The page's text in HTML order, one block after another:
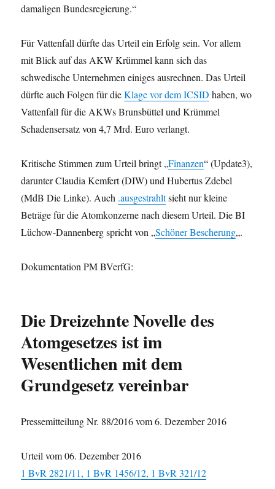
damaligen Bundesregierung.“
Für Vattenfall dürfte das Urteil ein Erfolg sein. Vor allem
mit Blick auf das AKW Krümmel kann sich das
schwedische Unternehmen einiges ausrechnen. Das Urteil
dürfte auch Folgen für dieKlage vor dem ICSID haben, wo
Vattenfall für die AKWs Brunsbüttel und Krümmel
Schadensersatz von 4,7 Mrd. Euro verlangt.
Kritische Stimmen zum Urteil bringt „Finanzen“ (Update3),
darunter Claudia Kemfert (DIW) und Hubertus Zdebel
(MdB Die Linke). Auch .ausgestrahltsieht nur kleine
Beträge für die Atomkonzerne nach diesem Urteil. Die BI
Lüchow-Dannenberg spricht von „Schöner Bescherung„.
Dokumentation PM BVerfG:
Die Dreizehnte Novelle des
Atomgesetzes ist im
Wesentlichen mit dem
Grundgesetz vereinbar
Pressemitteilung Nr. 88/2016 vom 6. Dezember 2016
Urteil vom 06. Dezember 2016
1 BvR 2821/11, 1 BvR 1456/12, 1 BvR 321/12